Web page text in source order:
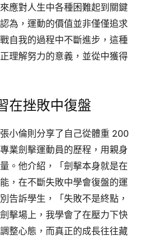
應對人生中各種困難起到關鍵
為，運動的價值並非僅僅追求
自我的過程中不斷進步，這種
理解努力的意義，並從中獲得
在挫敗中復盤
小倫則分享了自己從體重 200
業劍擊運動員的歷程，用親身
。他介紹，「劍擊本身就是在
，在不斷失敗中學會復盤的運
告訴學生，「失敗不是終點，
擊場上，我學會了在壓力下快
整心態，而真正的成長往往藏